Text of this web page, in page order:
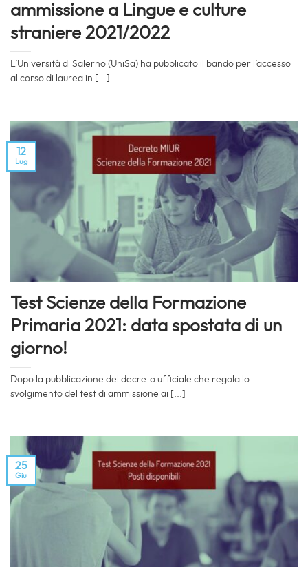
ammissione a Lingue e culture
straniere 2021/2022
L’Università di Salerno (UniSa) ha pubblicato il bando per l’accesso
al corso di laurea in [...]
Test Scienze della Formazione
Primaria 2021: data spostata di un
giorno!
Dopo la pubblicazione del decreto ufficiale che regola lo
svolgimento del test di ammissione ai [...]
12
Lug
25
Giu